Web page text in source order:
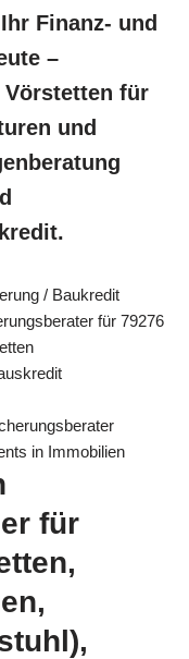
Finanz- und
–
Vörstetten für
und
/ Baukredit
für 79276
in Immobilien
für